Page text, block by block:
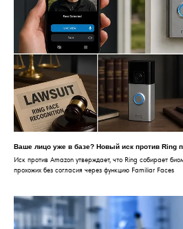
Ваше лицо уже в базе? Новый иск против Ring
Иск против Amazon утверждает, что Ring собирает
прохожих без согласия через функцию Familiar Faces